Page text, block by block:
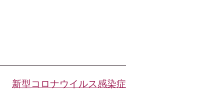
新型コロナウイルス感染症